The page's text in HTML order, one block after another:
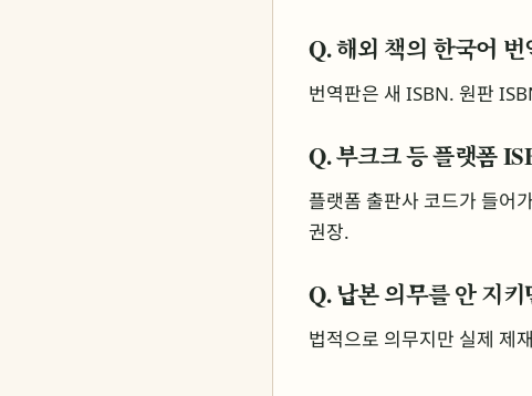
Q. 해외 책의 한국어
번역판은 새 ISBN. 원판
Q. 부크크 등 플랫폼
플랫폼 출판사 코드가 들어
권장.
Q. 납본 의무를 안 지키
법적으로 의무지만 실제 제